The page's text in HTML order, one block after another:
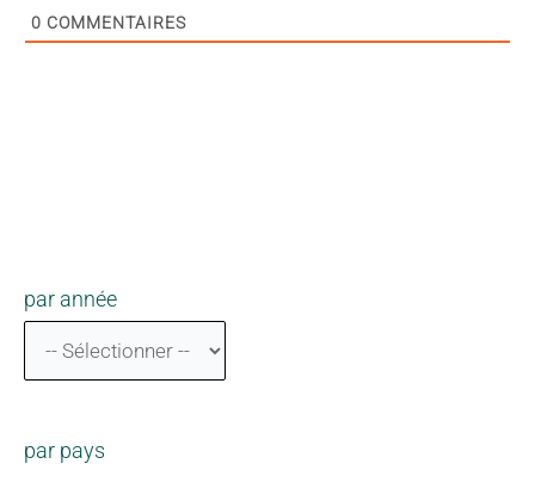
0 COMMENTAIRES
par année
par pays